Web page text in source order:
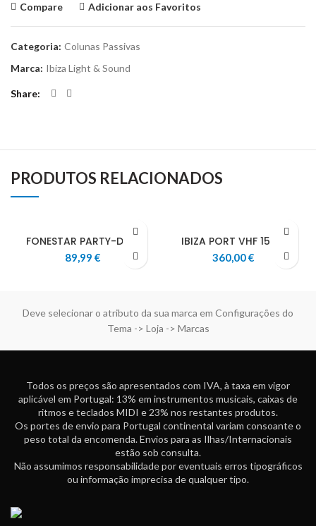
Compare Adicionar aos Favoritos
Categoria: Colunas Passivas
Marca: Ibiza Light & Sound
Share
PRODUTOS RELACIONADOS
FONESTAR PARTY-DUO
89,99 €
IBIZA PORT VHF 15 BT
360,00€
Deve selecionar o atributo da sua marca em Configurações do
Tema -> Loja -> Marcas
Todos os preços são apresentados com IVA, à taxa em vigor
aplicável em Portugal: 13% em instrumentos musicais, caixas de
ritmos e teclados MIDI e 23% nos restantes produtos.
Os portes de envio para Portugal continental variam consoante o
peso total da encomenda. Envios para as Ilhas/Internacionais
estão sob consulta.
Não assumimos responsabilidade por eventuais erros tipográficos
ou informação imprecisa de qualquer tipo.